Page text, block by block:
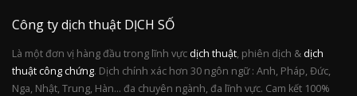
Công ty dịch thuật DỊCH SỐ
Là một đơn vị hàng đầu trong lĩnh vực dịch thuật, phiên dịch & dịch
thuật công chứng. Dịch chính xác hơn 30 ngôn ngữ : Anh, Pháp, Đức,
Nga, Nhật, Trung, Hàn... đa chuyên ngành, đa lĩnh vực. Cam kết 100%